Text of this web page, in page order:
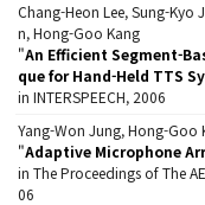
Chang-Heon Lee, Sung-Kyo
n, Hong-Goo Kang
"An Efficient Segment-
que for Hand-Held TTS
in INTERSPEECH, 2006
Yang-Won Jung, Hong-Goo
"Adaptive Microphone
in The Proceedings of The
06